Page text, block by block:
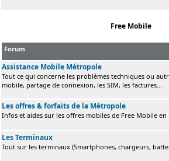
Free Mobile
Forum
Assistance Mobile Métropole
Tout ce qui concerne les problèmes techniques ou
mobile, partage de connexion, les SIM, les factures...
Les offres & forfaits de la Métropole
Infos et aides sur les offres mobiles de Free Mobile en
Les Terminaux
Tout sur les terminaux (Smartphones, chargeurs,